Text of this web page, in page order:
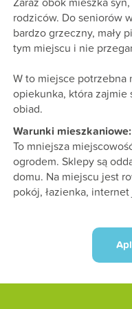
rodziców. Do seniorów
bardzo grzeczny, mały
tym miejscu i nie
W to miejsce potrzebna
opiekunka, która
obiad.
Warunki mieszkaniowe:
To mniejsza
ogrodem. Sklepy są
domu. Na miejscu jest
pokój, łazienka,